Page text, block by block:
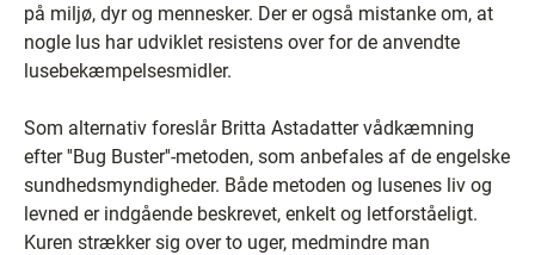
på miljø, dyr og mennesker. Der er også mistanke om, at
nogle lus har udviklet resistens over for de anvendte
lusebekæmpelsesmidler.
Som alternativ foreslår Britta Astadatter vådkæmning
efter ''Bug Buster''-metoden, som anbefales af de engelske
sundhedsmyndigheder. Både metoden og lusenes liv og
levned er indgående beskrevet, enkelt og letforståeligt.
Kuren strækker sig over to uger, medmindre man